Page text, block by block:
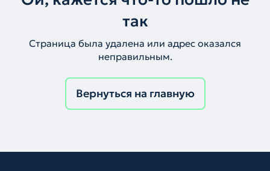
так
Страница была удалена или адрес оказался
неправильным.
Вернуться на главную